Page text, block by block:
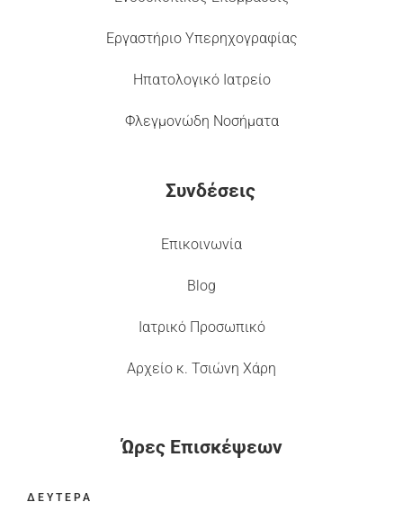
Εργαστήριο Υπερηχογραφίας
Ηπατολογικό Ιατρείο
Φλεγμονώδη Νοσήματα
Συνδέσεις
Επικοινωνία
Blog
Ιατρικό Προσωπικό
Αρχείο κ. Τσιώνη Χάρη
Ώρες Επισκέψεων
ΔΕΥΤΕΡΑ